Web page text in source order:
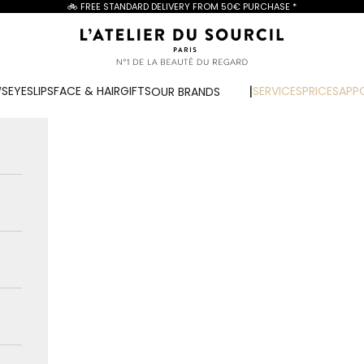
🚲 FREE STANDARD DELIVERY FROM 50€ PURCHASE *
L'Atelier du Sourcil
EYESLIPSFACE & HAIRGIFTSOUR BRANDS SERVICESPRICES